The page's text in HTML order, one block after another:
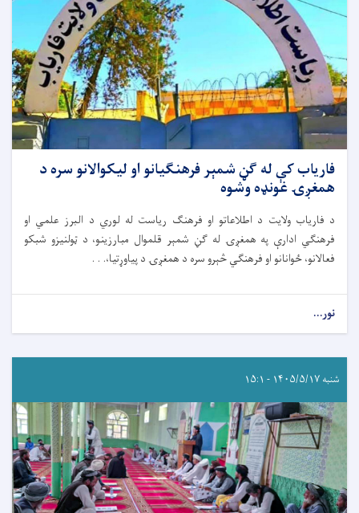
فاریاب کې له ګڼ شمېر فرهنګیانو او لیکوالانو سره د
همغږۍ غونډه وشوه
د فاریاب ولایت د اطلاعاتو او فرهنګ ریاست له لوري د البرز علمي او
فرهنګي ادارې په همغږۍ له ګڼ شمېر قلموال مبارزینو، د ټولنیزو شبکو
فعالانو، ځوانانو او فرهنګي څېرو سره د همغږۍ د پیاوړتیا،. . .
نور...
شنبه ۱۴۰۵/۵/۱۷ - ۱۵:۱